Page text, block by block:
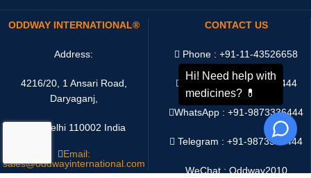
ODDWAY INTERNATIONAL®
Address:
4216/20, 1 Ansari Road,
Daryaganj,
New Delhi 110002 India
Email:
sales@oddwayinternational.com
CONTACT US
Phone : +91-11-43526658
Mobile : +91-9873336444
WhatsApp :+91-9873336444
Telegram : +91-9873336444
WeChat : Oddway2010